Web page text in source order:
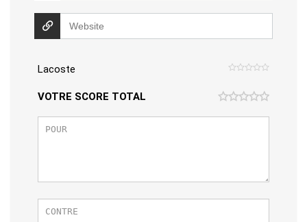
Lacoste
VOTRE SCORE TOTAL